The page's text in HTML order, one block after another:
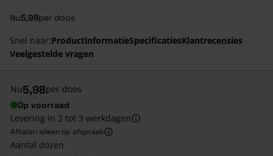
Nu5,98per doos
Snel naar:ProductinformatieSpecificatiesKlantrecensies
Veelgestelde vragen
Nu5,98per doos
Op voorraad
Levering in 2 tot 3 werkdagen
Afhalen alleen op afspraak
Aantal dozen